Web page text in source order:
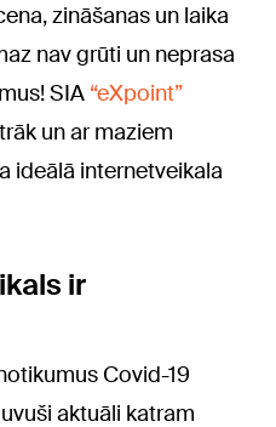
zināšanas un laika
nav grūti un neprasa
SIA “eXpoint”
un ar maziem
ideālā internetveikala
ir
Covid-19
aktuāli katram